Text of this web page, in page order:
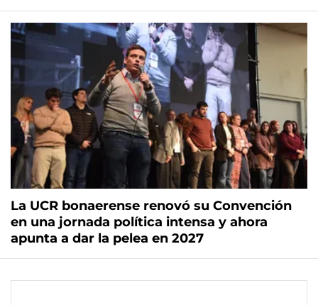
La UCR bonaerense renovó su Convención
en una jornada política intensa y ahora
apunta a dar la pelea en 2027